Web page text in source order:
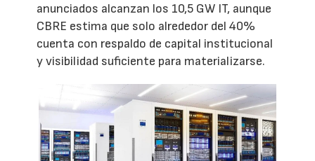
anunciados alcanzan los 10,5 GW IT, aunque
CBRE estima que solo alrededor del 40%
cuenta con respaldo de capital institucional
y visibilidad suficiente para materializarse.